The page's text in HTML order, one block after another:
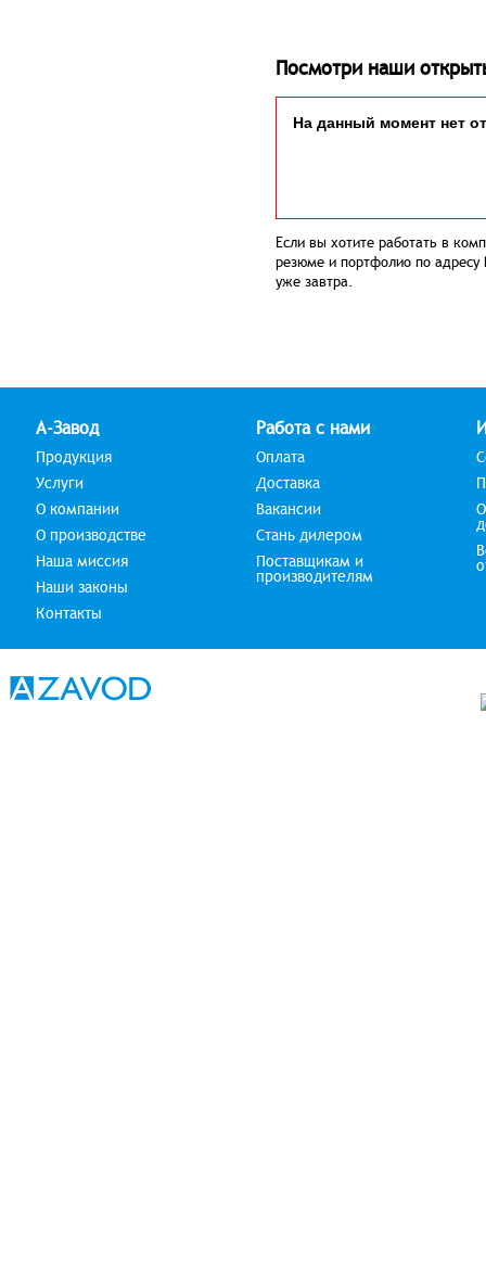
Посмотри наши
На данный момент нет
Если вы хотите работать в
резюме и портфолио по адресу
уже завтра.
А-Завод
Продукция
Услуги
О компании
О производстве
Наша миссия
Наши законы
Контакты
Работа с нами
Оплата
Доставка
Вакансии
Стань дилером
Поставщикам и
производителям